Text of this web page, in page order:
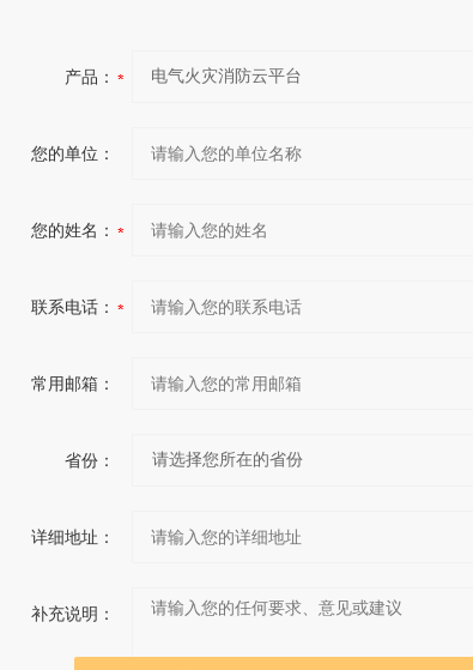
产品：
您的单位：
您的姓名：
联系电话：
常用邮箱：
省份：
详细地址：
补充说明：